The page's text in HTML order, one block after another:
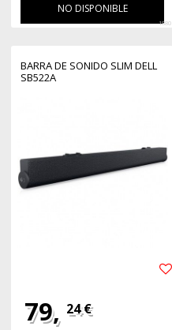
NO DISPONIBLE
1880
BARRA DE SONIDO SLIM DELL
SB522A
79, 24 €